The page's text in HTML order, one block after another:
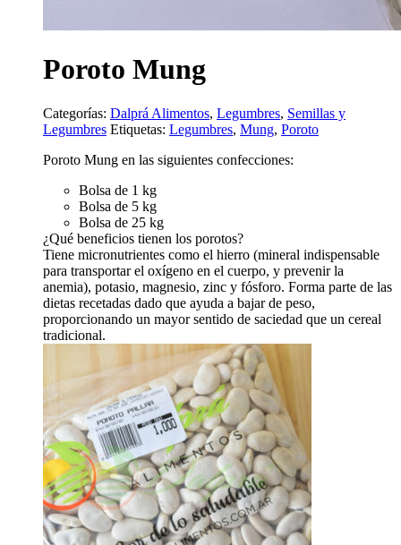
Poroto Mung
Categorías: Dalprá Alimentos, Legumbres, Semillas y
Legumbres Etiquetas: Legumbres, Mung, Poroto
Poroto Mung en las siguientes confecciones:
Bolsa de 1 kg
Bolsa de 5 kg
Bolsa de 25 kg
¿Qué beneficios tienen los porotos?
Tiene micronutrientes como el hierro (mineral indispensable
para transportar el oxígeno en el cuerpo, y prevenir la
anemia), potasio, magnesio, zinc y fósforo. Forma parte de las
dietas recetadas dado que ayuda a bajar de peso,
proporcionando un mayor sentido de saciedad que un cereal
tradicional.